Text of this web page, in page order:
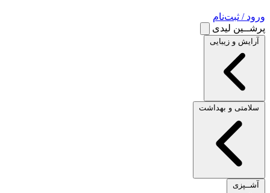
ورود / ثبت‌نام
پرشــین لیدی
آرایش و زیبایی
سلامتی و بهداشت
آشــپزی